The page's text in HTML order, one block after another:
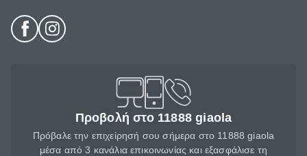
Προβολή στο 11888 giaola
Πρόβαλε την επιχείρησή σου σήμερα στο 11888 giaola
μέσα από 3 κανάλια επικοινωνίας και εξασφάλισε τη